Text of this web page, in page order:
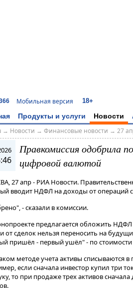
Мобильная версия 18+
Продукты и услуги Новости
→ Новости → Финансовые новости → 27
Правкомиссия одобрила
цифровой валютой
27 апр - РИА Новости.
вводит НДФЛ на доходы от операций
- сказали в комиссии​​​.
предлагается обложить
от сделок нельзя переносить на
пришёл - первый ушёл" - по
методе учета активы списываются
если сначала инвестор купил три
то при продаже трех активов